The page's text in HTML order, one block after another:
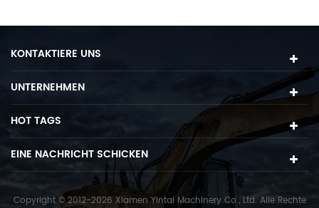
KONTAKTIERE UNS
UNTERNEHMEN
HOT TAGS
EINE NACHRICHT SCHICKEN
Copyright © 2012-2026 Xiamen Yintai Machinery Co., Ltd. Alle Rechte